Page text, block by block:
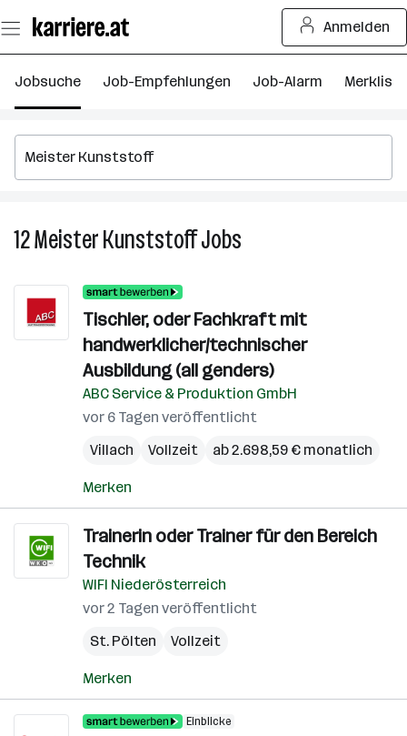
Seiteninhalt
springen
Anmelden
Jobsuche Job-Empfehlungen Job-Alarm Merkliste
12Meister KunststoffJobs
Tischler, oder Fachkraft mit
handwerklicher/technischer
Ausbildung (all genders)
ABC Service & Produktion GmbH
vor 6 Tagen veröffentlicht
Villach
Vollzeit ab 2.698,59 € monatlich
Merken
Trainerin oder Trainer für den Bereich
Technik
WIFI Niederösterreich
vor 2 Tagen veröffentlicht
St. Pölten
Vollzeit
Merken
Einblicke